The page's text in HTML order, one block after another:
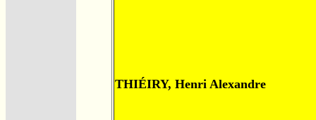
THIÉIRY, Henri Alexandre